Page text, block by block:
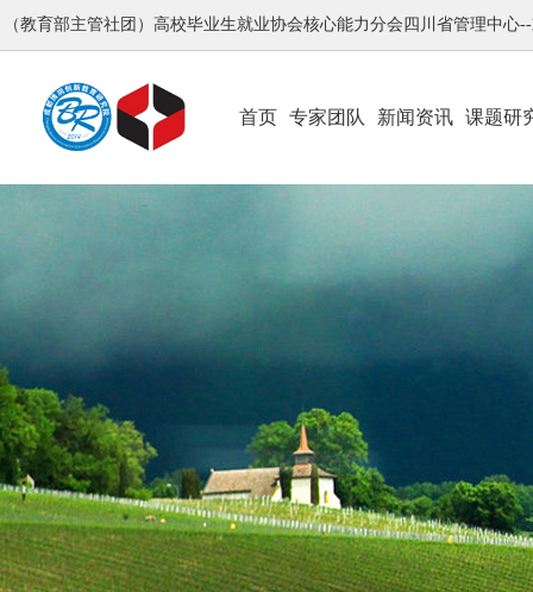
（教育部主管社团）高校毕业生就业协会核心能力分会四川省管理中心
首页 专家团队 新闻资讯 课题研